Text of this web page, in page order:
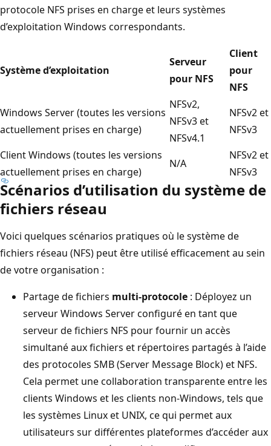
protocole NFS prises en charge et leurs systèmes
d’exploitation Windows correspondants.
Système d’exploitation
Serveur
pour NFS
Client
pour
NFS
Windows Server (toutes les versions
actuellement prises en charge)
NFSv2,
NFSv3 et
NFSv4.1
NFSv2 et
NFSv3
Client Windows (toutes les versions
actuellement prises en charge)
N/A
NFSv2 et
NFSv3
Scénarios d’utilisation du système de
fichiers réseau
Voici quelques scénarios pratiques où le système de
fichiers réseau (NFS) peut être utilisé efficacement au sein
de votre organisation :
Partage de fichiers multi-protocole : Déployez un
serveur Windows Server configuré en tant que
serveur de fichiers NFS pour fournir un accès
simultané aux fichiers et répertoires partagés à l’aide
des protocoles SMB (Server Message Block) et NFS.
Cela permet une collaboration transparente entre les
clients Windows et les clients non-Windows, tels que
les systèmes Linux et UNIX, ce qui permet aux
utilisateurs sur différentes plateformes d’accéder aux